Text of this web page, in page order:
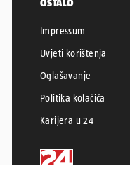
OSTALO
Impressum
Uvjeti korištenja
Oglašavanje
Politika kolačića
Karijera u 24